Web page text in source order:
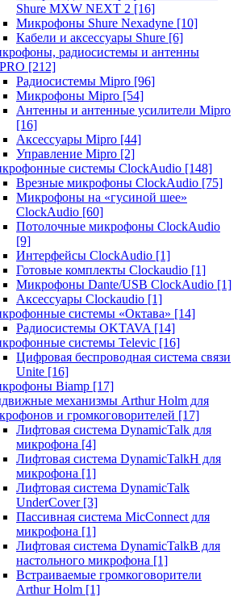
Shure MXW NEXT 2 [16]
Микрофоны Shure Nexadyne [10]
Кабели и аксессуары Shure [6]
радиосистемы и антенны
[212]
Радиосистемы Mipro [96]
Микрофоны Mipro [54]
Антенны и антенные усилители Mipro
[16]
Аксессуары Mipro [44]
Управление Mipro [2]
системы ClockAudio [148]
Врезные микрофоны ClockAudio [75]
Микрофоны на «гусиной шее»
ClockAudio [60]
Потолочные микрофоны ClockAudio
[9]
Интерфейсы ClockAudio [1]
Готовые комплекты Clockaudio [1]
Микрофоны Dante/USB ClockAudio [1]
Аксессуары Clockaudio [1]
системы «Октава» [14]
Радиосистемы OKTAVA [14]
системы Televic [16]
Цифровая беспроводная система связи
Unite [16]
Biamp [17]
механизмы Arthur Holm для
и громкоговорителей [17]
Лифтовая система DynamicTalk для
микрофона [4]
Лифтовая система DynamicTalkH для
микрофона [1]
Лифтовая система DynamicTalk
UnderCover [3]
Пассивная система MicConnect для
микрофона [1]
Лифтовая система DynamicTalkB для
настольного микрофона [1]
Встраиваемые громкоговорители
Arthur Holm [1]